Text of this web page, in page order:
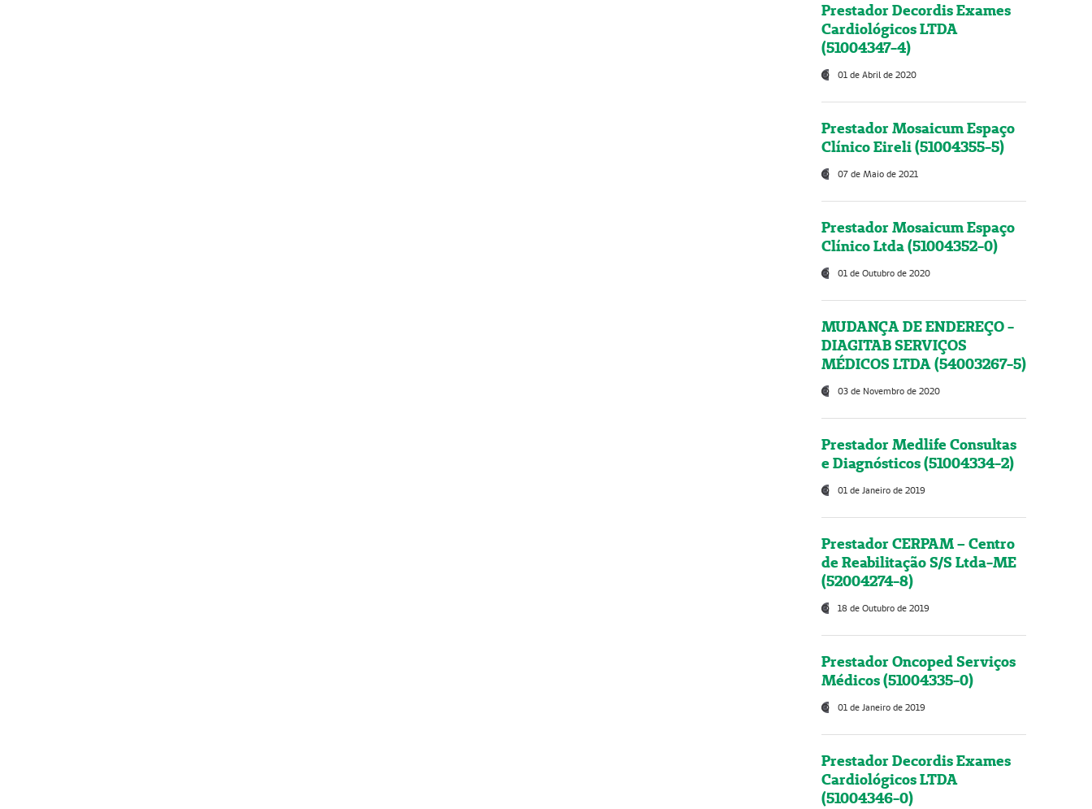
Prestador Decordis Exames
Cardiológicos LTDA
(51004347-4)
01 de Abril de 2020
Prestador Mosaicum Espaço
Clínico Eireli (51004355-5)
07 de Maio de 2021
Prestador Mosaicum Espaço
Clínico Ltda (51004352-0)
01 de Outubro de 2020
MUDANÇA DE ENDEREÇO -
DIAGITAB SERVIÇOS
MÉDICOS LTDA (54003267-5)
03 de Novembro de 2020
Prestador Medlife Consultas
e Diagnósticos (51004334-2)
01 de Janeiro de 2019
Prestador CERPAM – Centro
de Reabilitação S/S Ltda-ME
(52004274-8)
18 de Outubro de 2019
Prestador Oncoped Serviços
Médicos (51004335-0)
01 de Janeiro de 2019
Prestador Decordis Exames
Cardiológicos LTDA
(51004346-0)